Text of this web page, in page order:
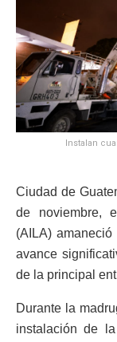
Instalan
Ciudad de
de noviembre,
(AILA)
avance
de la principal
Durante la
instalación de